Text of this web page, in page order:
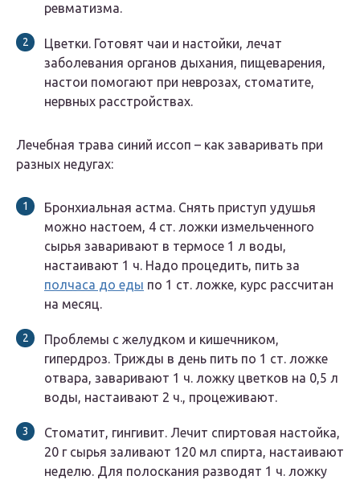
ревматизма.
Цветки. Готовят чаи и настойки, лечат
заболевания органов дыхания, пищеварения,
настои помогают при неврозах, стоматите,
нервных расстройствах.
Лечебная трава синий иссоп – как заваривать при
разных недугах:
Бронхиальная астма. Снять приступ удушья
можно настоем, 4 ст. ложки измельченного
сырья заваривают в термосе 1 л воды,
настаивают 1 ч. Надо процедить, пить за
полчаса до еды по 1 ст. ложке, курс рассчитан
на месяц.
Проблемы с желудком и кишечником,
гипердроз. Трижды в день пить по 1 ст. ложке
отвара, заваривают 1 ч. ложку цветков на 0,5 л
воды, настаивают 2 ч., процеживают.
Стоматит, гингивит. Лечит спиртовая настойка,
20 г сырья заливают 120 мл спирта, настаивают
неделю. Для полоскания разводят 1 ч. ложку